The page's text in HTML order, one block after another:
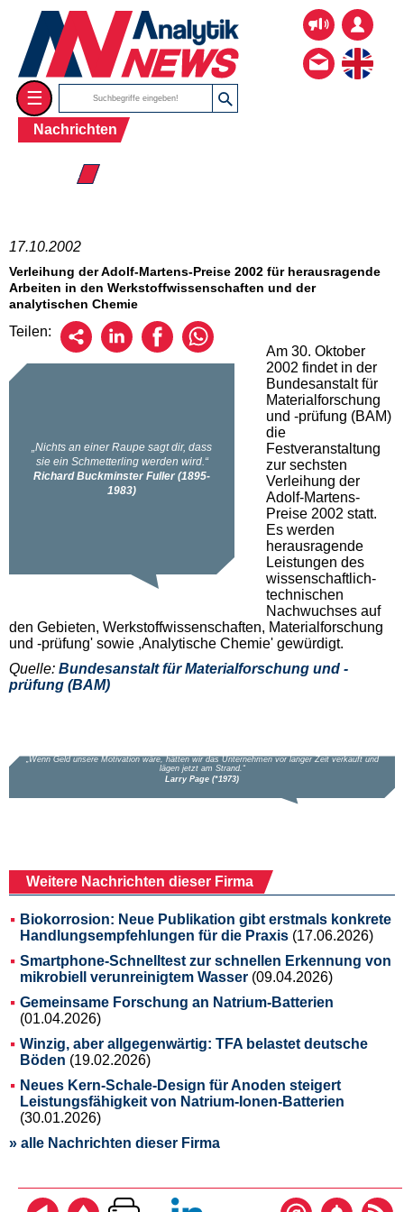
☰
Nachrichten
☰ 2002
17.10.2002
Verleihung der Adolf-Martens-Preise 2002 für herausragende
Arbeiten in den Werkstoffwissenschaften und der
analytischen Chemie
Teilen:
Am 30. Oktober
2002 findet in der
Bundesanstalt für
Materialforschung
und -prüfung (BAM)
die
Festveranstaltung
zur sechsten
Verleihung der
Adolf-Martens-
Preise 2002 statt.
Es werden
herausragende
Leistungen des
wissenschaftlich-
technischen
Nachwuchses auf
den Gebieten, Werkstoffwissenschaften, Materialforschung
und -prüfung' sowie ,Analytische Chemie' gewürdigt.
Quelle: Bundesanstalt für Materialforschung und -
prüfung (BAM)
Weitere Nachrichten dieser Firma
Biokorrosion: Neue Publikation gibt erstmals konkrete
Handlungsempfehlungen für die Praxis (17.06.2026)
Smartphone-Schnelltest zur schnellen Erkennung von
mikrobiell verunreinigtem Wasser (09.04.2026)
Gemeinsame Forschung an Natrium-Batterien
(01.04.2026)
Winzig, aber allgegenwärtig: TFA belastet deutsche
Böden (19.02.2026)
Neues Kern-Schale-Design für Anoden steigert
Leistungsfähigkeit von Natrium-Ionen-Batterien
(30.01.2026)
» alle Nachrichten dieser Firma